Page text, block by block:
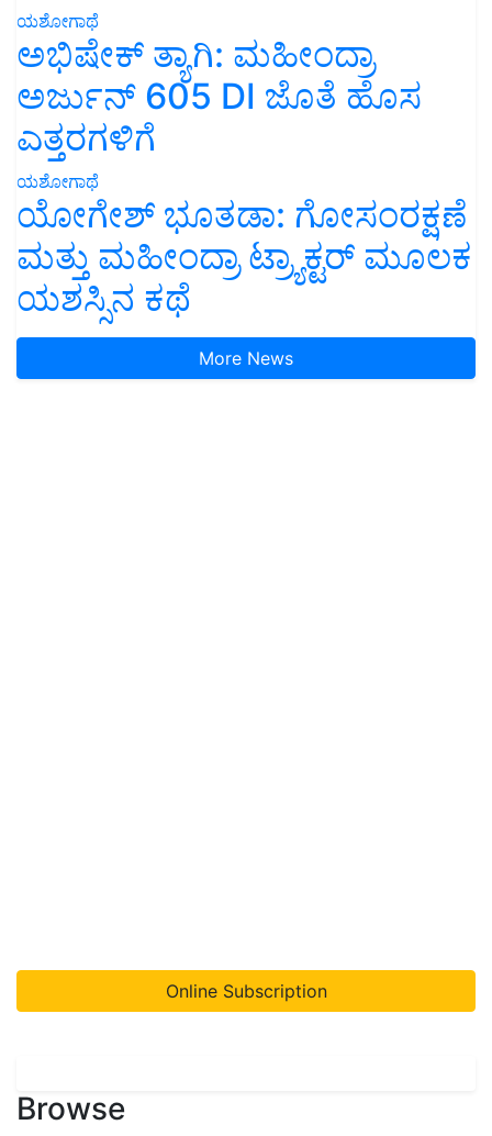
ಯಶೋಗಾಥೆ
ಅಭಿಷೇಕ್ ತ್ಯಾಗಿ: ಮಹೀಂದ್ರಾ
ಅರ್ಜುನ್ 605 DI ಜೊತೆ ಹೊಸ
ಎತ್ತರಗಳಿಗೆ
ಯಶೋಗಾಥೆ
ಯೋಗೇಶ್ ಭೂತಡಾ: ಗೋಸಂರಕ್ಷಣೆ
ಮತ್ತು ಮಹೀಂದ್ರಾ ಟ್ರ್ಯಾಕ್ಟರ್ ಮೂಲಕ
ಯಶಸ್ಸಿನ ಕಥೆ
More News
Online Subscription
Browse